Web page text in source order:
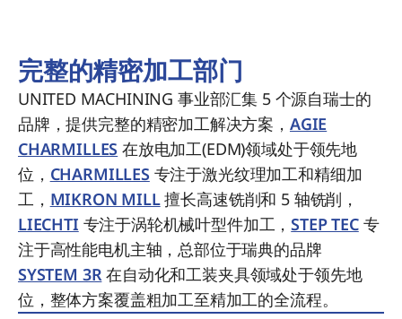
完整的精密加工部门
UNITED MACHINING 事业部汇集 5 个源自瑞士的
品牌，提供完整的精密加工解决方案， AGIE
CHARMILLES 在放电加工(EDM)领域处于领先地
位， CHARMILLES 专注于激光纹理加工和精细加
工， MIKRON MILL擅长高速铣削和 5 轴铣削，
LIECHTI 专注于涡轮机械叶型件加工，STEP TEC专
注于高性能电机主轴，总部位于瑞典的品牌
SYSTEM 3R在自动化和工装夹具领域处于领先地
位，整体方案覆盖粗加工至精加工的全流程。